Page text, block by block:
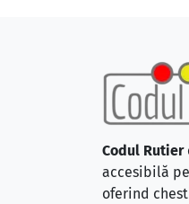
Codul Rutier
accesibilă
oferind